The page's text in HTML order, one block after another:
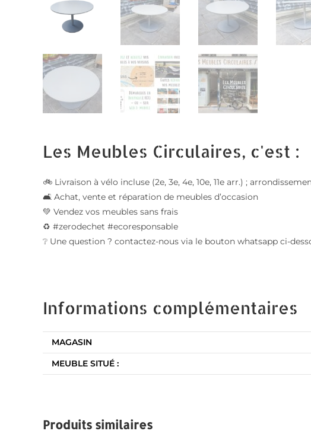
Les Meubles Circulaires, c'est :
🚲 Livraison à vélo incluse (2e, 3e, 4e, 10e, 11e arr.) ;
🛋️ Achat, vente et réparation de meubles d’occasion
💚 Vendez vos meubles sans frais
♻️ #zerodechet #ecoresponsable
❔ Une question ? contactez-nous via le bouton whatsapp ci-
Informations complémentaires
MAGASIN
MEUBLE SITUÉ :
Produits similaires